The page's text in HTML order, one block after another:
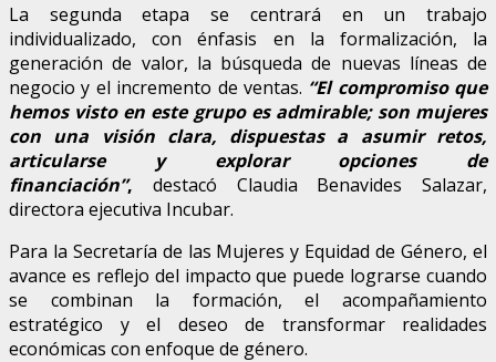
La segunda etapa se centrará en un trabajo
individualizado, con énfasis en la formalización, la
generación de valor, la búsqueda de nuevas líneas de
negocio y el incremento de ventas. “El compromiso que
hemos visto en este grupo es admirable; son mujeres
con una visión clara, dispuestas a asumir retos,
articularse y explorar opciones de
financiación”, destacó Claudia Benavides Salazar,
directora ejecutiva Incubar.
Para la Secretaría de las Mujeres y Equidad de Género, el
avance es reflejo del impacto que puede lograrse cuando
se combinan la formación, el acompañamiento
estratégico y el deseo de transformar realidades
económicas con enfoque de género.